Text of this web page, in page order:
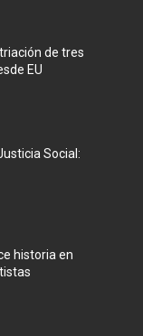
de tres
EU
Social:
historia en